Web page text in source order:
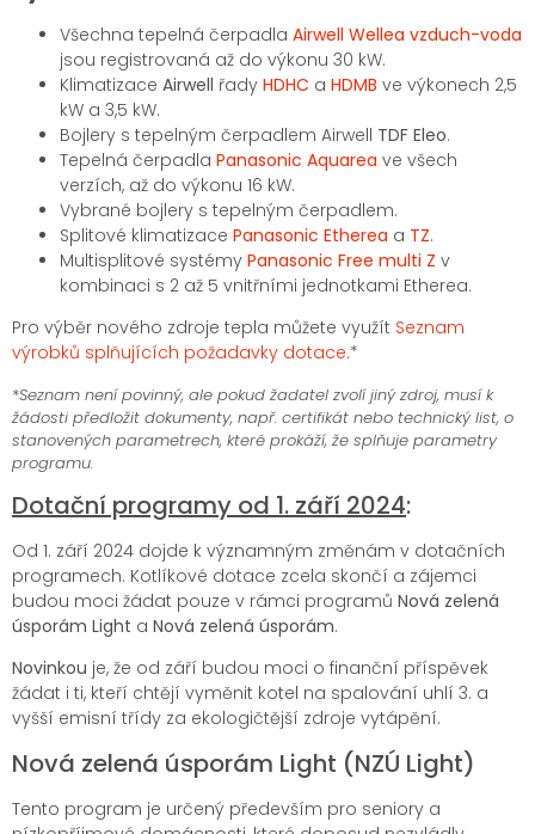
Všechna tepelná čerpadla Airwell Wellea vzduch-voda
jsou registrovaná až do výkonu 30 kW.
Klimatizace Airwell řady HDHC a HDMB ve výkonech 2,5
kW a 3,5 kW.
Bojlery s tepelným čerpadlem Airwell TDF Eleo.
Tepelná čerpadla Panasonic Aquarea ve všech
verzích, až do výkonu 16 kW.
Vybrané bojlery s tepelným čerpadlem.
Splitové klimatizace Panasonic Etherea a TZ.
Multisplitové systémy Panasonic Free multi Z v
kombinaci s 2 až 5 vnitřními jednotkami Etherea.
Pro výběr nového zdroje tepla můžete využít Seznam
výrobků splňujících požadavky dotace.*
*Seznam není povinný, ale pokud žadatel zvolí jiný zdroj, musí k
žádosti předložit dokumenty, např. certifikát nebo technický list, o
stanovených parametrech, které prokáží, že splňuje parametry
programu.
Dotační programy od 1. září 2024:
Od 1. září 2024 dojde k významným změnám v dotačních
programech. Kotlíkové dotace zcela skončí a zájemci
budou moci žádat pouze v rámci programů Nová zelená
úsporám Light a Nová zelená úsporám.
Novinkou je, že od září budou moci o finanční příspěvek
žádat i ti, kteří chtějí vyměnit kotel na spalování uhlí 3. a
vyšší emisní třídy za ekologičtější zdroje vytápění.
Nová zelená úsporám Light (NZÚ Light)
Tento program je určený především pro seniory a